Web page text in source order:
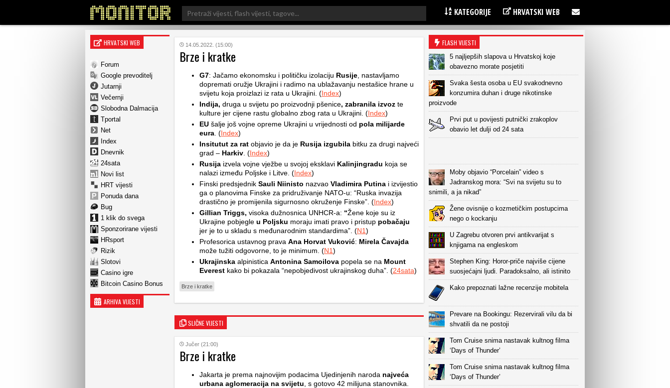
Search
for:
KATEGORIJE HRVATSKI WEB
HRVATSKI WEB
Forum
Google prevoditelj
Jutarnji
Večernji
Slobodna Dalmacija
Tportal
Net
Index
Dnevnik
24sata
Novi list
HRT vijesti
Ponuda dana
Bug
1 klik do svega
Sponzorirane vijesti
HRsport
Rizik
Slotovi
Casino igre
Bitcoin Casino Bonus
ARHIVA VIJESTI
14.05.2022. (15:00)
Brze i kratke
G7: Jačamo ekonomsku i političku izolaciju Rusije , nastavljamo
dopremati oružje Ukrajini i radimo na ublažavanju nestašice hrane u
svijetu koja proizlazi iz rata u Ukrajini. (Index)
Indija, druga u svijetu po proizvodnji pšenice, zabranila izvoz te
kulture jer cijene rastu globalno zbog rata u Ukrajini. (Index)
EU šalje još vojne opreme Ukrajini u vrijednosti od pola milijarde
eura . (Index)
Insitutut za rat objavio je da je Rusija izgubila bitku za drugi najveći
grad – Harkiv . (Index)
Rusija izvela vojne vježbe u svojoj eksklavi Kalinjingradu koja se
nalazi između Poljske i Litve. (Index)
Finski predsjednik Sauli Niinisto nazvao Vladimira Putina i izvijestio
ga o planovima Finske za pridruživanje NATO-u: “Ruska invazija
drastično je promijenila sigurnosno okruženje Finske”. (Index)
Gillian Triggs, visoka dužnosnica UNHCR-a: “Žene koje su iz
Ukrajine pobjegle u Poljsku moraju imati pravo i pristup pobačaju
jer je to u skladu s međunarodnim standardima”. (N1)
Profesorica ustavnog prava Ana Horvat Vuković: Mirela Čavajda
može tužiti odgovorne, to je minimum. (N1)
Ukrajinska alpinistica Antonina Samoilova popela se na Mount
Everest kako bi pokazala “nepobjedivost ukrajinskog duha”. (24sata)
Brze i kratke
SLIČNE VIJESTI
Jučer (21:00)
Brze i kratke
Jakarta je prema najnovijim podacima Ujedinjenih naroda najveća
urbana aglomeracija na svijetu , s gotovo 42 milijuna stanovnika.
FLASH VIJESTI
5 najljepših slapova u Hrvatskoj koje
obavezno morate posjetiti
Svaka šesta osoba u EU svakodnevno
konzumira duhan i druge nikotinske
proizvode
Prvi put u povijesti putnički zrakoplov
obavio let dulji od 24 sata
Moby objavio “Porcelain” video s
Jadranskog mora: “Svi na svijetu su to
snimili, a ja nikad”
Žene ovisnije o kozmetičkim postupcima
nego o kockanju
U Zagrebu otvoren prvi antikvarijat s
knjigama na engleskom
Stephen King: Horor-priče najviše cijene
suosjećajni ljudi. Paradoksalno, ali istinito
Kako prepoznati lažne recenzije mobitela
Prevare na Bookingu: Rezervirali vilu da bi
shvatili da ne postoji
Tom Cruise snima nastavak kultnog filma
‘Days of Thunder’
Tom Cruise snima nastavak kultnog filma
‘Days of Thunder’